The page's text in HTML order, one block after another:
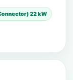
22 kW